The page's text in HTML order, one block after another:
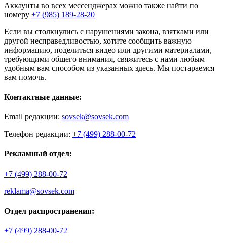
Аккаунты во всех мессенджерах можно также найти по
номеру +7 (985) 189-28-20
Если вы столкнулись с нарушениями закона, взятками или
другой несправедливостью, хотите сообщить важную
информацию, поделиться видео или другими материалами,
требующими общего внимания, свяжитесь с нами любым
удобным вам способом из указанных здесь. Мы постараемся
вам помочь.
Контактные данные:
Email редакции: sovsek@sovsek.com
Телефон редакции: +7 (499) 288-00-72
Рекламный отдел:
+7 (499) 288-00-72
reklama@sovsek.com
Отдел распространения:
+7 (499) 288-00-72